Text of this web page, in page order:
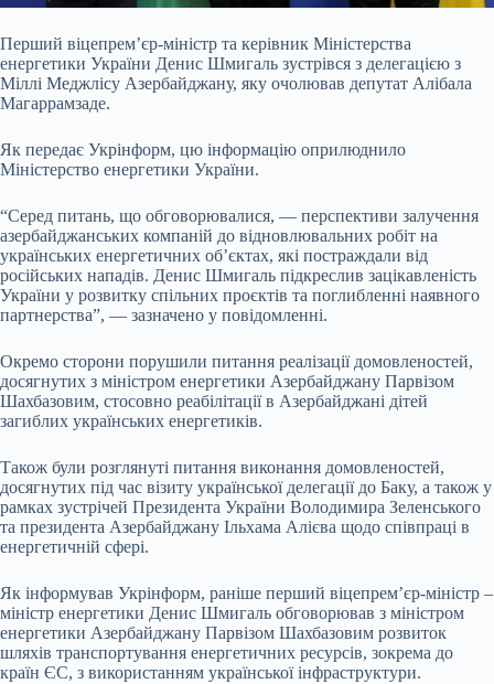
Перший віцепрем’єр-міністр та керівник Міністерства
енергетики України Денис Шмигаль зустрівся з делегацією з
Міллі Меджлісу Азербайджану, яку очолював депутат Алібала
Магаррамзаде.
Як передає Укрінформ, цю інформацію оприлюднило
Міністерство енергетики України.
“Серед питань, що обговорювалися, — перспективи залучення
азербайджанських компаній до відновлювальних робіт на
українських енергетичних об’єктах, які постраждали від
російських нападів. Денис Шмигаль підкреслив зацікавленість
України у розвитку спільних проєктів та поглибленні наявного
партнерства”, — зазначено у повідомленні.
Окремо сторони порушили питання реалізації домовленостей,
досягнутих з міністром енергетики Азербайджану Парвізом
Шахбазовим, стосовно реабілітації в Азербайджані дітей
загиблих українських енергетиків.
Також були розглянуті питання виконання домовленостей,
досягнутих під час візиту української делегації до Баку, а також у
рамках зустрічей Президента України Володимира Зеленського
та президента Азербайджану Ільхама Алієва щодо співпраці в
енергетичній сфері.
Як інформував Укрінформ, раніше перший віцепрем’єр-міністр –
міністр енергетики Денис Шмигаль обговорював з міністром
енергетики Азербайджану Парвізом Шахбазовим розвиток
шляхів транспортування енергетичних ресурсів, зокрема до
країн ЄС, з використанням української інфраструктури.